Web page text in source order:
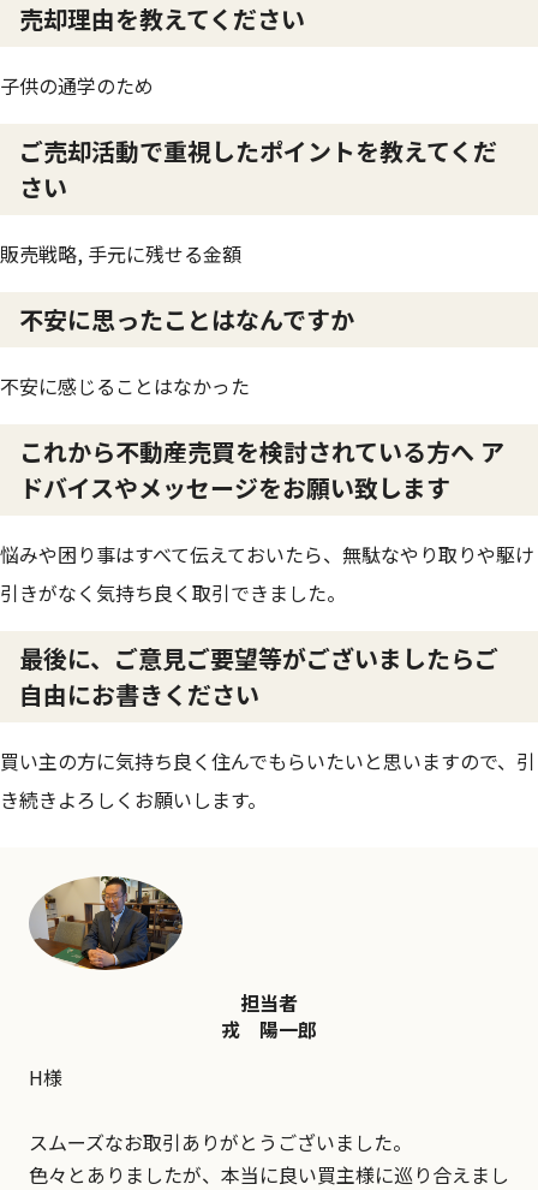
売却理由を教えてください
子供の通学のため
ご売却活動で重視したポイントを教えてくだ
さい
販売戦略, 手元に残せる金額
不安に思ったことはなんですか
不安に感じることはなかった
これから不動産売買を検討されている方へ ア
ドバイスやメッセージをお願い致します
悩みや困り事はすべて伝えておいたら、無駄なやり取りや駆け
引きがなく気持ち良く取引できました。
最後に、ご意見ご要望等がございましたらご
自由にお書きください
買い主の方に気持ち良く住んでもらいたいと思いますので、引
き続きよろしくお願いします。
担当者
戎 陽一郎
H様
スムーズなお取引ありがとうございました。
色々とありましたが、本当に良い買主様に巡り合えまし